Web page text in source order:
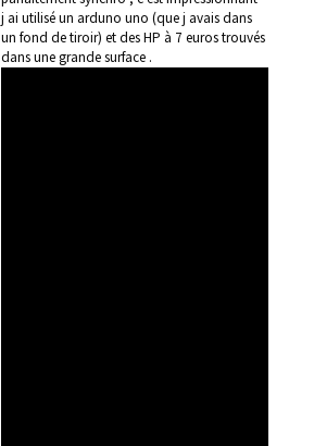
j ai utilisé un arduno uno (que j avais dans
un fond de tiroir) et des HP à 7 euros trouvés
dans une grande surface .